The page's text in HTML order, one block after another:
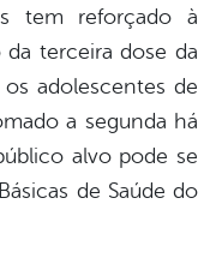
tem reforçado à
terceira dose da
adolescentes de
a segunda há
alvo pode se
de Saúde do